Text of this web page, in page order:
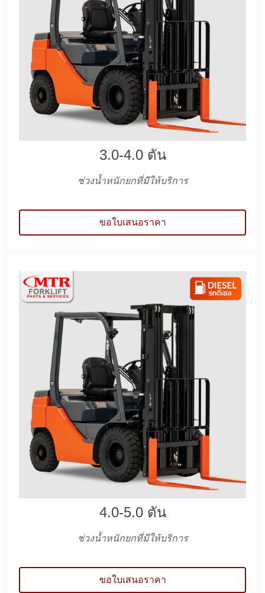
3.0-4.0 ตัน
ช่วงน้ำหนักยกที่มีให้บริการ
ขอใบเสนอราคา
4.0-5.0 ตัน
ช่วงน้ำหนักยกที่มีให้บริการ
ขอใบเสนอราคา